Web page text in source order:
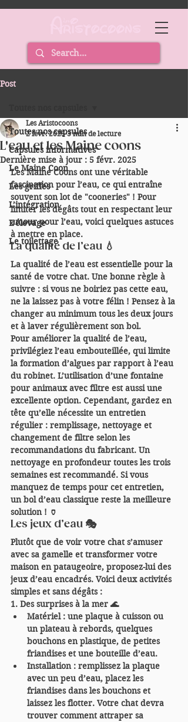
Post
Toutes nos capsules
Capsules informatives
Le Maine Coon
Les griffes
L’intégration
L’élevage
Le toilettage
L'eau et les Maine coons
Les Aristocoons
2 févr. 2025 3 min de lecture
Dernière mise à jour : 5 févr. 2025
Les Maine Coons ont une véritable
fascination pour l’eau, ce qui entraîne
souvent son lot de "cooneries" ! Pour
limiter les dégâts tout en respectant leur
amour pour l’eau, voici quelques astuces
à mettre en place.
La qualité de l’eau 💧
La qualité de l’eau est essentielle pour la
santé de votre chat. Une bonne règle à
suivre : si vous ne boiriez pas cette eau,
ne la laissez pas à votre félin ! Pensez à la
changer au minimum tous les deux jours
et à laver régulièrement son bol.
Pour améliorer la qualité de l’eau,
privilégiez l’eau embouteillée, qui limite
la formation d’algues par rapport à l’eau
du robinet. L’utilisation d’une fontaine
pour animaux avec filtre est aussi une
excellente option. Cependant, gardez en
tête qu’elle nécessite un entretien
régulier : remplissage, nettoyage et
changement de filtre selon les
recommandations du fabricant. Un
nettoyage en profondeur toutes les trois
semaines est recommandé. Si vous
manquez de temps pour cet entretien,
un bol d’eau classique reste la meilleure
solution ! 🏺
Les jeux d’eau 🎭
Plutôt que de voir votre chat s’amuser
avec sa gamelle et transformer votre
maison en pataugeoire, proposez-lui des
jeux d’eau encadrés. Voici deux activités
simples et sans dégâts :
1. Des surprises à la mer 🌊
Matériel : une plaque à cuisson ou
un plateau à rebords, quelques
bouchons en plastique, de petites
friandises et une bouteille d’eau.
Installation : remplissez la plaque
avec un peu d’eau, placez les
friandises dans les bouchons et
laissez les flotter. Votre chat devra
trouver comment attraper sa